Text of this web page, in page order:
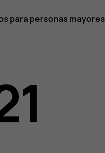
para personas mayores